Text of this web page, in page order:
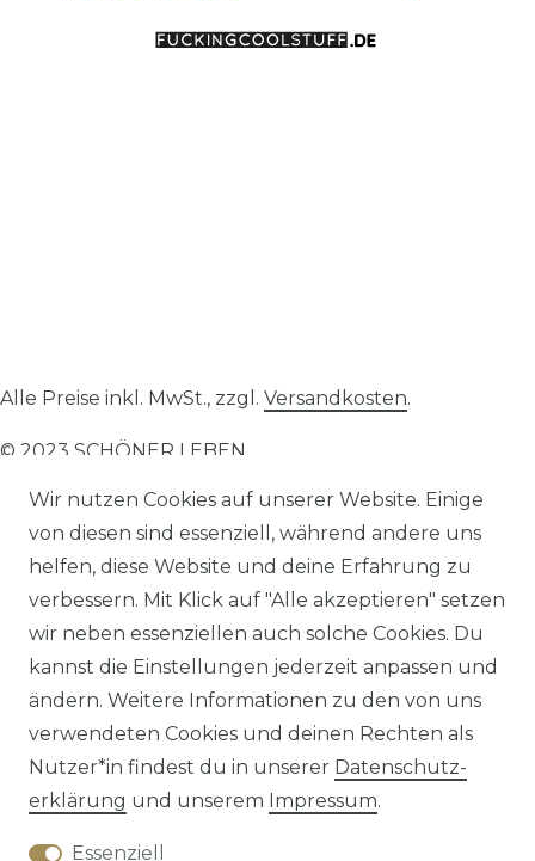
Wir nutzen Cookies auf unserer Website. Einige
von diesen sind essenziell, während andere uns
helfen, diese Website und deine Erfahrung zu
verbessern. Mit Klick auf "Alle akzeptieren" setzen
wir neben essenziellen auch solche Cookies. Du
kannst die Einstellungen jederzeit anpassen und
ändern. Weitere Informationen zu den von uns
verwendeten Cookies und deinen Rechten als
Nutzer*in findest du in unserer Daten­schutz­
erklärung und unserem Impressum.
Essenziell
Alle Preise inkl. MwSt., zzgl. Versandkosten.
© 2023 SCHÖNER LEBEN.
Daten­schutz­erklärung
Barrierefreiheitserklärung Widerrufs­recht